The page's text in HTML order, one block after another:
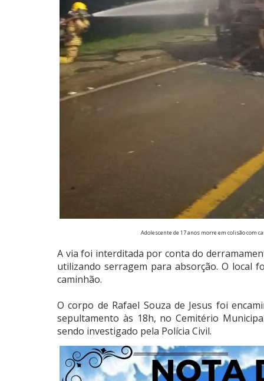
Adolescente de 17 anos morre em colisão com
A via foi interditada por conta do
utilizando serragem para absorção. O local
caminhão.
O corpo de Rafael Souza de Jesus foi
sepultamento às 18h, no Cemitério
sendo investigado pela Polícia Civil.